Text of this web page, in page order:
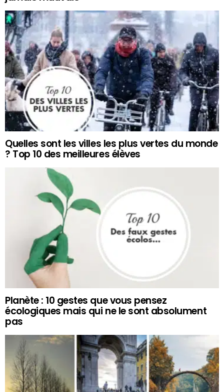
Quelles sont les villes les plus vertes du monde
? Top 10 des meilleures élèves
Planète : 10 gestes que vous pensez
écologiques mais qui ne le sont absolument
pas